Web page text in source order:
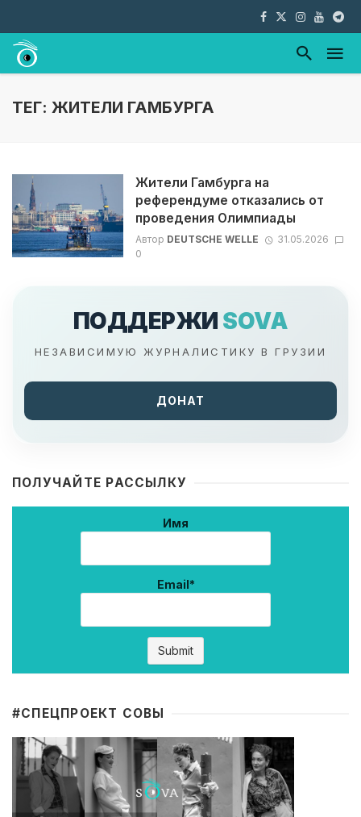
ТЕГ: ЖИТЕЛИ ГАМБУРГА
Жители Гамбурга на
референдуме отказались от
проведения Олимпиады
Автор DEUTSCHE WELLE
31.05.2026
0
ПОДДЕРЖИ SOVA
НЕЗАВИСИМУЮ ЖУРНАЛИСТИКУ В ГРУЗИИ
ДОНАТ
ПОЛУЧАЙТЕ РАССЫЛКУ
Имя
Email*
#CПЕЦПРОЕКТ СОВЫ